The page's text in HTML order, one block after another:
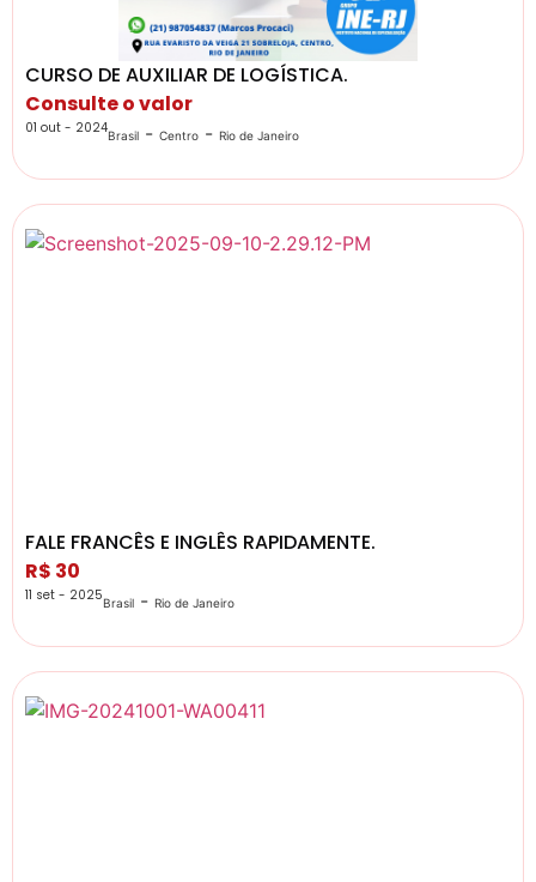
CURSO DE AUXILIAR DE LOGÍSTICA.
Consulte o valor
01 out - 2024Brasil - Centro - Rio de Janeiro
FALE FRANCÊS E INGLÊS RAPIDAMENTE.
R$ 30
11 set - 2025Brasil - Rio de Janeiro